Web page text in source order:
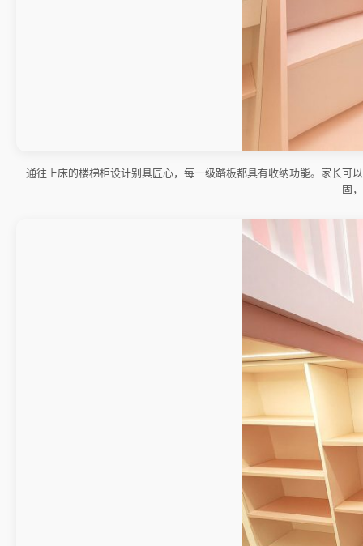
通往上床的楼梯柜设计别具匠心，每一级踏板都具有收纳功能。家长可
固